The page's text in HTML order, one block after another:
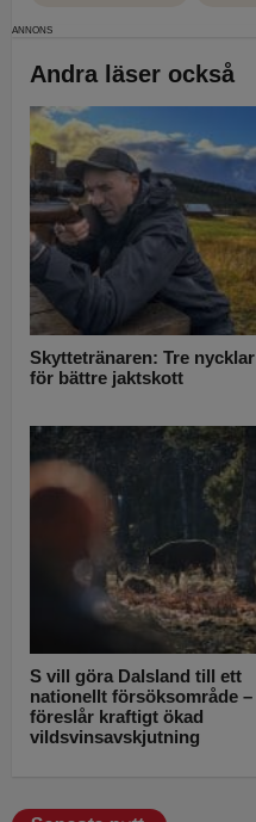
Andra läser också
Skyttetränaren: Tre nycklar
för bättre jaktskott
S vill göra Dalsland till ett
nationellt försöksområde –
föreslår kraftigt ökad
vildsvinsavskjutning